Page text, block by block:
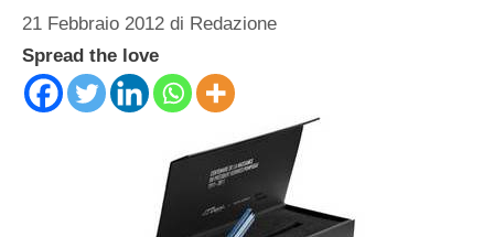
21 Febbraio 2012 di Redazione
Spread the love